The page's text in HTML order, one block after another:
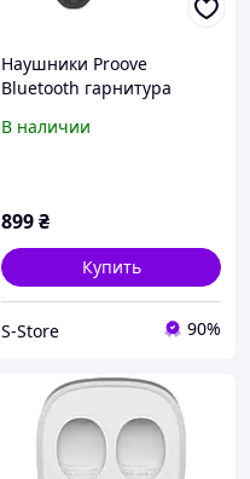
Наушники Proove
Bluetooth гарнитура
В наличии
899₴
Купить
S-Store 90%